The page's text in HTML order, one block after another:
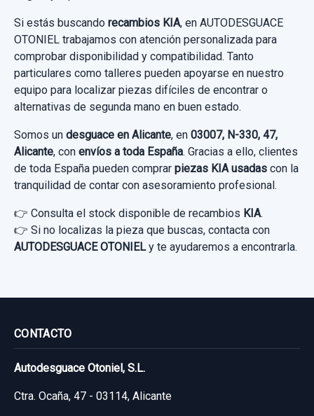
Si estás buscando recambios KIA, en AUTODESGUACE
OTONIEL trabajamos con atención personalizada para
comprobar disponibilidad y compatibilidad. Tanto
particulares como talleres pueden apoyarse en nuestro
equipo para localizar piezas difíciles de encontrar o
alternativas de segunda mano en buen estado.
Somos un desguace en Alicante, en 03007, N-330, 47,
Alicante, con envíos a toda España. Gracias a ello, clientes
de toda España pueden comprar piezas KIA usadas con la
tranquilidad de contar con asesoramiento profesional.
👉 Consulta el stock disponible de recambios KIA.
👉 Si no localizas la pieza que buscas, contacta con
AUTODESGUACE OTONIELy te ayudaremos a encontrarla.
CONTACTO
Autodesguace Otoniel, S.L.
Ctra. Ocaña, 47 - 03114, Alicante